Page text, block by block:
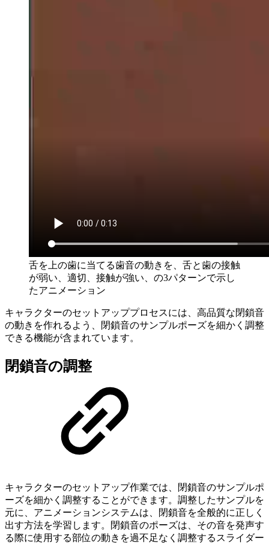
舌を上の歯に当てる歯音の動きを、舌と歯の接触
が弱い、適切、接触が強い、の3パターンで示し
たアニメーション
キャラクターのセットアッププロセスには、高品質な閉鎖音
の動きを作れるよう、閉鎖音のサンプルポーズを細かく調整
できる機能が含まれています。
閉鎖音の調整
キャラクターのセットアップ作業では、閉鎖音のサンプルポ
ーズを細かく調整することができます。調整したサンプルを
元に、アニメーションシステムは、閉鎖音を全般的に正しく
出す方法を学習します。閉鎖音のポーズは、その音を発声す
る際に使用する部位の動きを過不足なく調整するスライダー